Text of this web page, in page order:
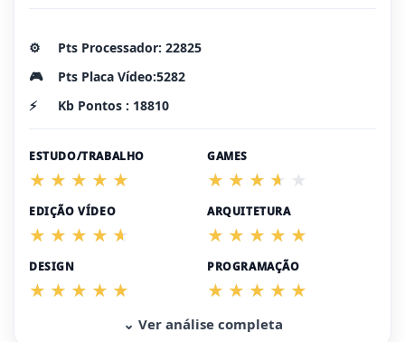
⚙️
Pts Processador: 22825
🎮
Pts Placa Vídeo:5282
⚡
Kb Pontos : 18810
ESTUDO/TRABALHO GAMES
EDIÇÃO VÍDEO ARQUITETURA
DESIGN PROGRAMAÇÃO
⌄ Ver análise completa